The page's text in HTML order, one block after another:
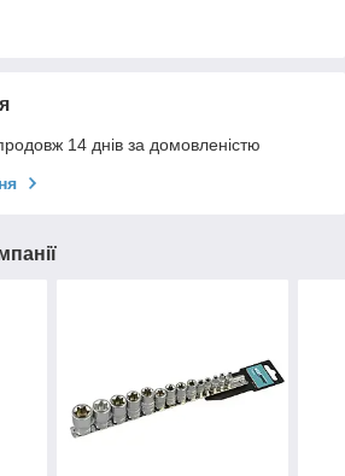
14 днів за домовленістю